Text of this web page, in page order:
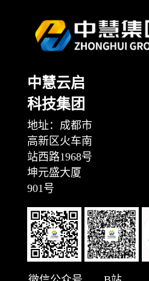
中慧云启
科技集团
地址：成都市
高新区火车南
站西路1968号
坤元盛大厦
901号